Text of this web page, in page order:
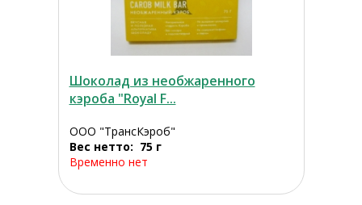
Шоколад из необжаренного
кэроба "Royal F...
ООО "ТрансКэроб"
Вес нетто: 75 г
Временно нет